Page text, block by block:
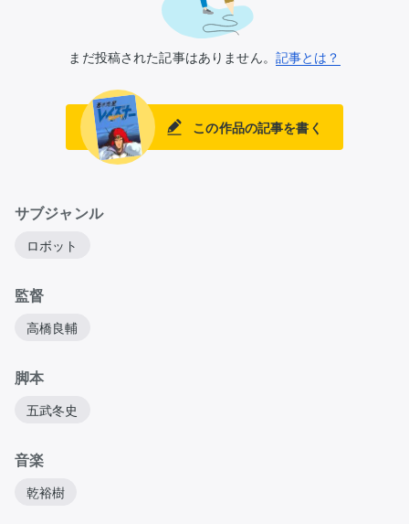
まだ投稿された記事はありません。 記事とは？
この作品の記事を書く
サブジャンル
ロボット
監督
高橋良輔
脚本
五武冬史
音楽
乾裕樹